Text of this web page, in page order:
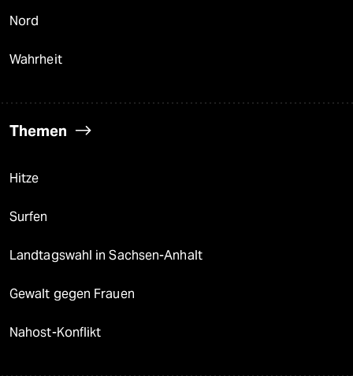
Nord
Wahrheit
Themen
Hitze
Surfen
Landtagswahl in Sachsen-Anhalt
Gewalt gegen Frauen
Nahost-Konflikt